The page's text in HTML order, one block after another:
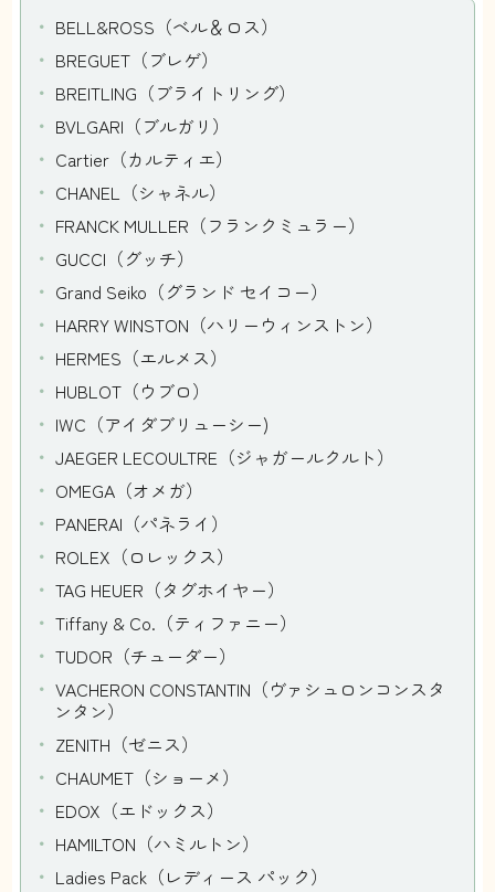
BELL&ROSS（ベル＆ロス）
BREGUET（ブレゲ）
BREITLING（ブライトリング）
BVLGARI（ブルガリ）
Cartier（カルティエ）
CHANEL（シャネル）
FRANCK MULLER（フランクミュラー）
GUCCI（グッチ）
Grand Seiko（グランド セイコー）
HARRY WINSTON（ハリーウィンストン）
HERMES（エルメス）
HUBLOT（ウブロ）
IWC（アイダブリューシー)
JAEGER LECOULTRE（ジャガールクルト）
OMEGA（オメガ）
PANERAI（パネライ）
ROLEX（ロレックス）
TAG HEUER（タグホイヤー）
Tiffany & Co.（ティファニー）
TUDOR（チューダー）
VACHERON CONSTANTIN（ヴァシュロンコンスタ
ンタン）
ZENITH（ゼニス）
CHAUMET（ショーメ）
EDOX（エドックス）
HAMILTON（ハミルトン）
Ladies Pack（レディース パック）